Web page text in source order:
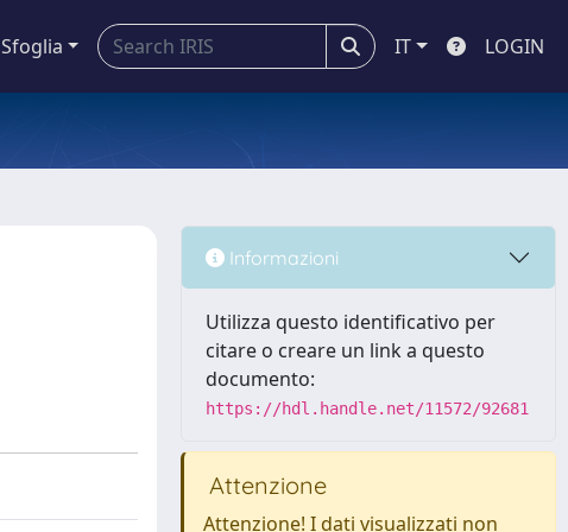
Sfoglia IT LOGIN
Informazioni
Utilizza questo identificativo per
citare o creare un link a questo
documento:
https://hdl.handle.net/11572/92681
Attenzione
Attenzione! I dati visualizzati non